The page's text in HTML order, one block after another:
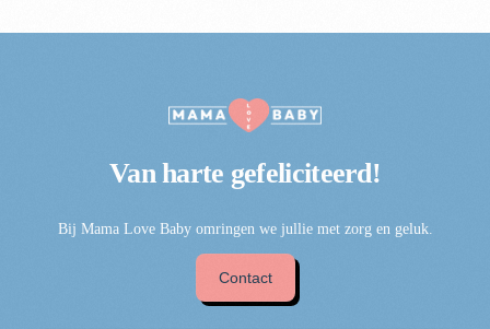
Van harte gefeliciteerd!
Bij Mama Love Baby omringen we jullie met zorg en geluk.
Contact